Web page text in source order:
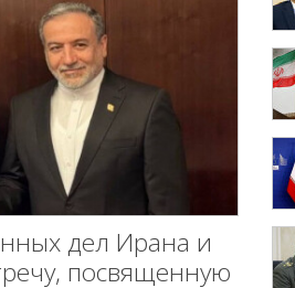
дел Ирана и
посвященную